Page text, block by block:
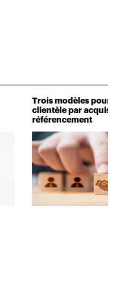
Trois modèles pour
clientèle par
référencement